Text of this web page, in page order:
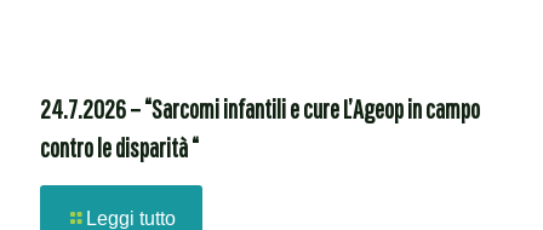
24.7.2026 – “Sarcomi infantili e cure L’Ageop in campo
contro le disparità “
Leggi tutto